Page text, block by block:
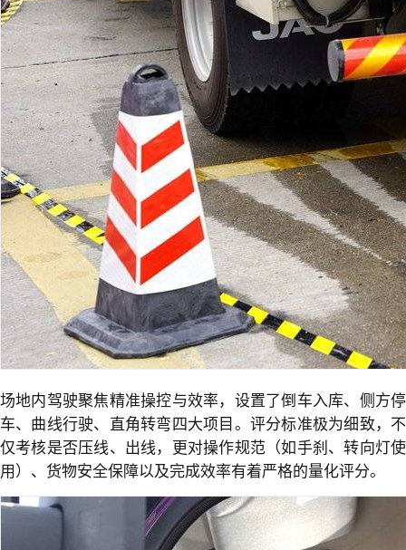
场地内驾驶聚焦精准操控与效率，设置了倒车入库、侧方停
车、曲线行驶、直角转弯四大项目。评分标准极为细致，不
仅考核是否压线、出线，更对操作规范（如手刹、转向灯使
用）、货物安全保障以及完成效率有着严格的量化评分。